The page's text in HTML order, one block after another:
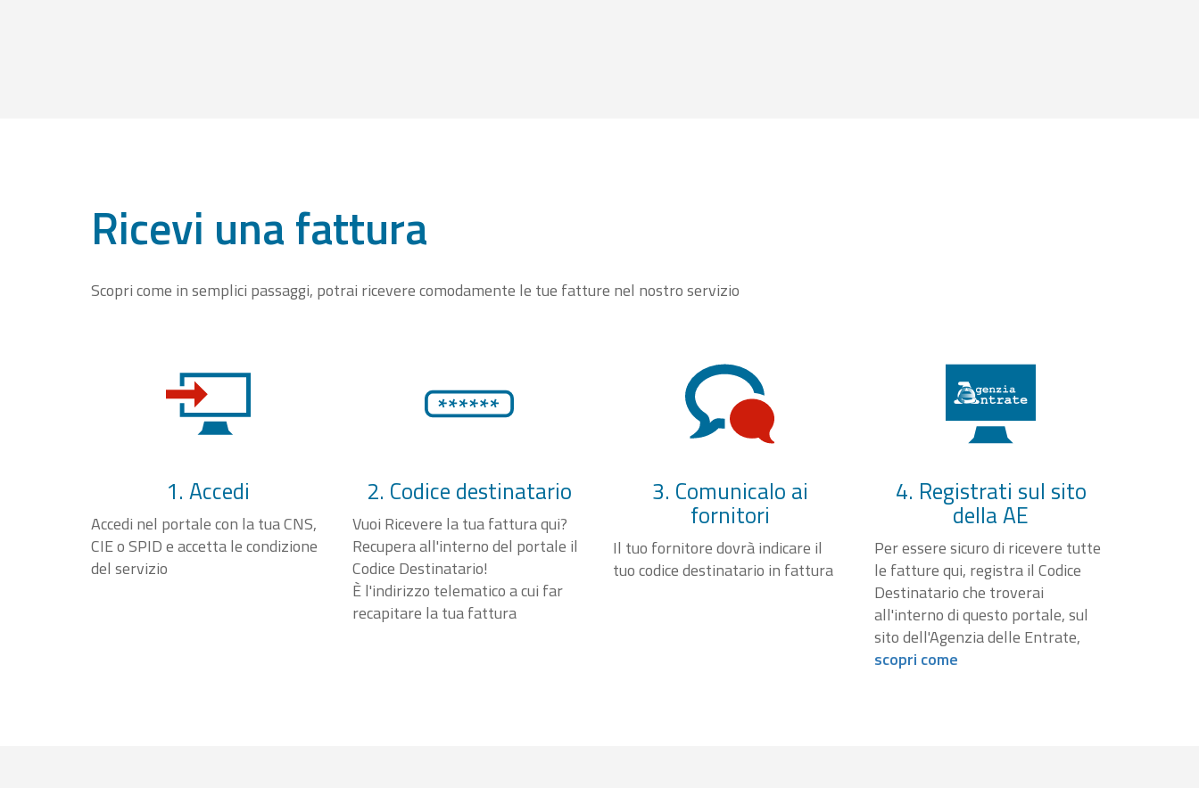
Ricevi una fattura
Scopri come in semplici passaggi, potrai ricevere comodamente le tue fatture nel nostro servizio
1. Accedi
Accedi nel portale con la tua CNS,
CIE o SPID e accetta le condizione
del servizio
2. Codice destinatario
Vuoi Ricevere la tua fattura qui?
Recupera all'interno del portale il
Codice Destinatario!
È l'indirizzo telematico a cui far
recapitare la tua fattura
3. Comunicalo ai
fornitori
Il tuo fornitore dovrà indicare il
tuo codice destinatario in fattura
4. Registrati sul sito
della AE
Per essere sicuro di ricevere tutte
le fatture qui, registra il Codice
Destinatario che troverai
all'interno di questo portale, sul
sito dell'Agenzia delle Entrate,
scopri come